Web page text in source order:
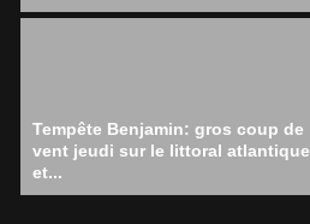
Tempête Benjamin: gros coup de
vent jeudi sur le littoral atlantique
et...